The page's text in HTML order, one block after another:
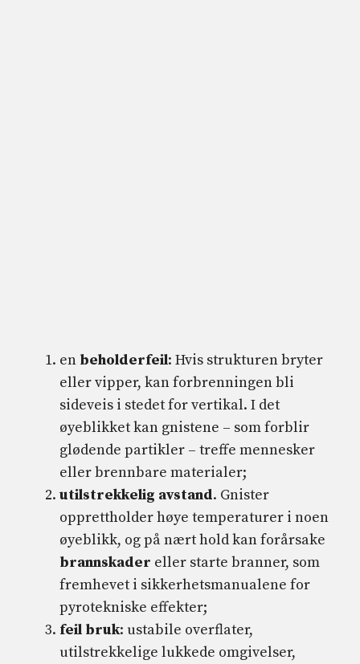
en beholderfeil: Hvis strukturen bryter
eller vipper, kan forbrenningen bli
sideveis i stedet for vertikal. I det
øyeblikket kan gnistene – som forblir
glødende partikler – treffe mennesker
eller brennbare materialer;
utilstrekkelig avstand. Gnister
opprettholder høye temperaturer i noen
øyeblikk, og på nært hold kan forårsake
brannskader eller starte branner, som
fremhevet i sikkerhetsmanualene for
pyrotekniske effekter;
feil bruk: ustabile overflater,
utilstrekkelige lukkede omgivelser,